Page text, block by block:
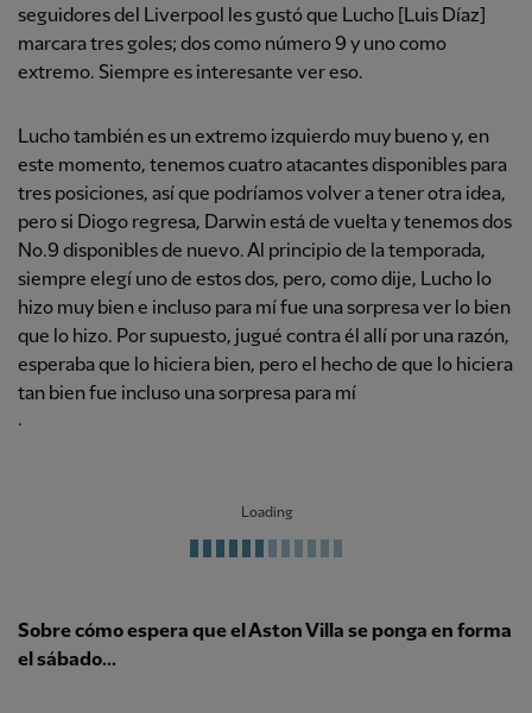
seguidores del Liverpool les gustó que Lucho [Luis Díaz]
marcara tres goles; dos como número 9 y uno como
extremo. Siempre es interesante ver eso.
Lucho también es un extremo izquierdo muy bueno y, en
este momento, tenemos cuatro atacantes disponibles para
tres posiciones, así que podríamos volver a tener otra idea,
pero si Diogo regresa, Darwin está de vuelta y tenemos dos
No.9 disponibles de nuevo. Al principio de la temporada,
siempre elegí uno de estos dos, pero, como dije, Lucho lo
hizo muy bien e incluso para mí fue una sorpresa ver lo bien
que lo hizo. Por supuesto, jugué contra él allí por una razón,
esperaba que lo hiciera bien, pero el hecho de que lo hiciera
tan bien fue incluso una sorpresa para mí
.
Loading
Sobre cómo espera que el Aston Villa se ponga en forma
el sábado...